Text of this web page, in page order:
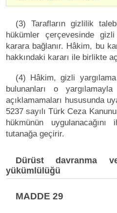
(3) Tarafların gizlilik
hükümler çerçevesinde
karara bağlanır. Hâkim, bu
hakkındaki kararı ile birlikte
(4) Hâkim, gizli
bulunanları o
açıklamamaları hususunda
5237 sayılı Türk Ceza
hükmünün
tutanağa geçirir.
Dürüst davranma
yükümlülüğü
MADDE 29